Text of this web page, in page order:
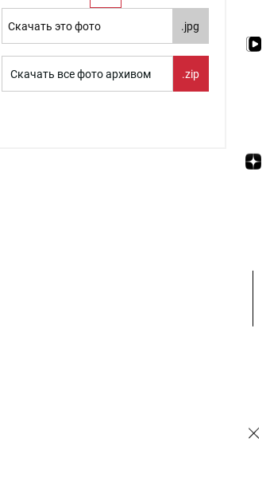
Скачать это фото .jpg
Скачать все фото архивом .zip